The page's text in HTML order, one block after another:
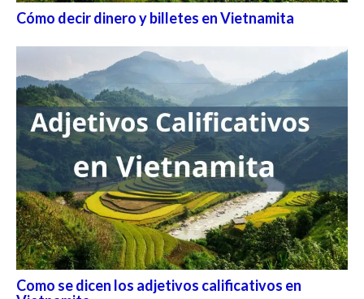
Cómo decir dinero y billetes en Vietnamita
Como se dicen los adjetivos calificativos en